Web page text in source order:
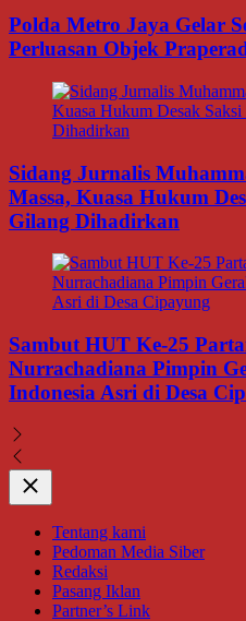
Polda Metro Jaya Gelar
Perluasan Objek
Sidang Jurnalis
Massa, Kuasa Hukum
Gilang Dihadirkan
Sambut HUT Ke-25
Nurrachadiana Pimpin
Indonesia Asri di Desa
Close
Tentang kami
Pedoman Media Siber
Redaksi
Pasang Iklan
Partner’s Link